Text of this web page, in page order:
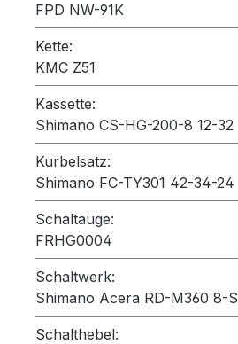
FPD NW-91K
Kette:
KMC Z51
Kassette:
Shimano CS-HG-200-8 12-32
Kurbelsatz:
Shimano FC-TY301 42-34-24
Schaltauge:
FRHG0004
Schaltwerk:
Shimano Acera RD-M360 8-S
Schalthebel: